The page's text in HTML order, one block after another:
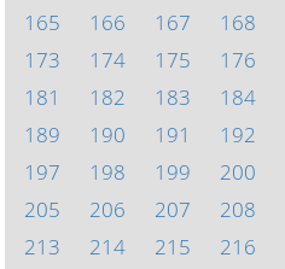
165
166 167 168
173
174 175 176
181
182 183 184
189
190 191 192
197
198 199 200
205
206 207 208
213
214 215 216